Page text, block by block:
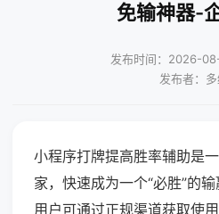
免输神器-
发布时间：2026-
发布者：
小程序打牌提高胜率辅助是
家，快速成为一个“必胜”的
用户可通过正规渠道获取使用